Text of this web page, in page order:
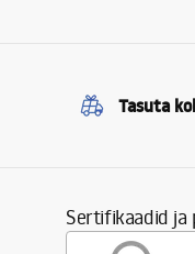
Tasuta
Sertifikaadid ja